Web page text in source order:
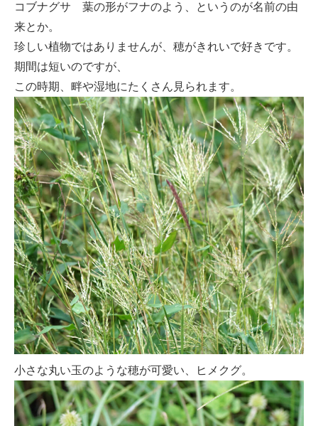
コブナグサ 葉の形がフナのよう、というのが名前の由
来とか。
珍しい植物ではありませんが、穂がきれいで好きです。
期間は短いのですが、
この時期、畔や湿地にたくさん見られます。
小さな丸い玉のような穂が可愛い、ヒメクグ。